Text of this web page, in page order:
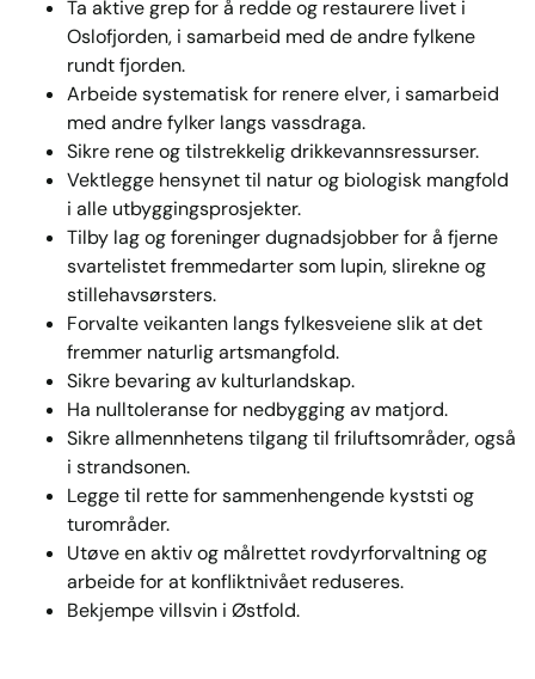
Ta aktive grep for å redde og restaurere livet i
Oslofjorden, i samarbeid med de andre fylkene
rundt fjorden.
Arbeide systematisk for renere elver, i samarbeid
med andre fylker langs vassdraga.
Sikre rene og tilstrekkelig drikkevannsressurser.
Vektlegge hensynet til natur og biologisk mangfold
i alle utbyggingsprosjekter.
Tilby lag og foreninger dugnadsjobber for å fjerne
svartelistet fremmedarter som lupin, slirekne og
stillehavsørsters.
Forvalte veikanten langs fylkesveiene slik at det
fremmer naturlig artsmangfold.
Sikre bevaring av kulturlandskap.
Ha nulltoleranse for nedbygging av matjord.
Sikre allmennhetens tilgang til friluftsområder, også
i strandsonen.
Legge til rette for sammenhengende kyststi og
turområder.
Utøve en aktiv og målrettet rovdyrforvaltning og
arbeide for at konfliktnivået reduseres.
Bekjempe villsvin i Østfold.